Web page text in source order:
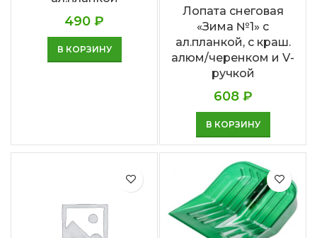
490 ₽
В КОРЗИНУ
Лопата снеговая
«Зима №1» с
ал.планкой, с краш.
алюм/черенком и V-
ручкой
608 ₽
В КОРЗИНУ